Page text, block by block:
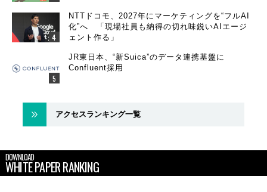
NTTドコモ、2027年にマーケティングを“フルAI
化”へ 「現場社員も納得の切れ味鋭いAIエージ
ェント作る」
JR東日本、“新Suica”のデータ連携基盤に
Confluent採用
アクセスランキング一覧
DOWNLOAD
WHITE PAPER RANKING